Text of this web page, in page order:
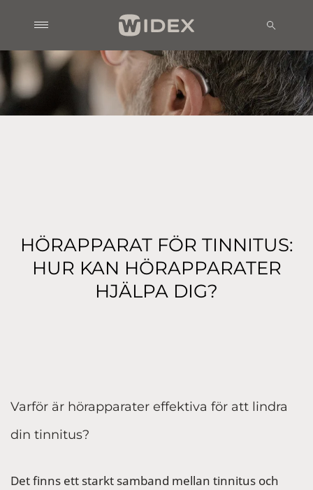
HÖRAPPARAT FÖR TINNITUS:
HUR KAN HÖRAPPARATER
HJÄLPA DIG?
Varför är hörapparater effektiva för att lindra
din tinnitus?
Det finns ett starkt samband mellan tinnitus och